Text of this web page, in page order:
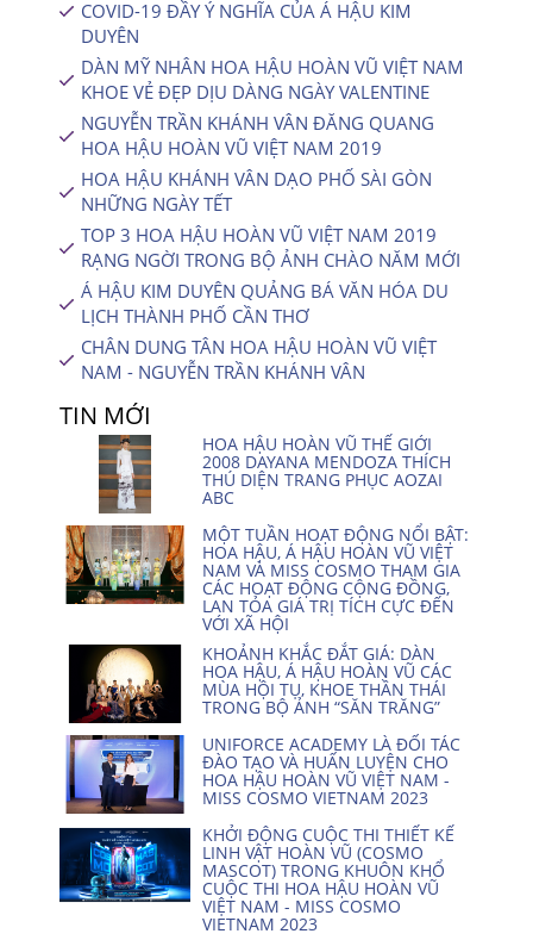
COVID-19 ĐẦY Ý NGHĨA CỦA Á HẬU KIM
DUYÊN
DÀN MỸ NHÂN HOA HẬU HOÀN VŨ VIỆT NAM
KHOE VẺ ĐẸP DỊU DÀNG NGÀY VALENTINE
NGUYỄN TRẦN KHÁNH VÂN ĐĂNG QUANG
HOA HẬU HOÀN VŨ VIỆT NAM 2019
HOA HẬU KHÁNH VÂN DẠO PHỐ SÀI GÒN
NHỮNG NGÀY TẾT
TOP 3 HOA HẬU HOÀN VŨ VIỆT NAM 2019
RẠNG NGỜI TRONG BỘ ẢNH CHÀO NĂM MỚI
Á HẬU KIM DUYÊN QUẢNG BÁ VĂN HÓA DU
LỊCH THÀNH PHỐ CẦN THƠ
CHÂN DUNG TÂN HOA HẬU HOÀN VŨ VIỆT
NAM - NGUYỄN TRẦN KHÁNH VÂN
TIN MỚI
HOA HẬU HOÀN VŨ THẾ GIỚI
2008 DAYANA MENDOZA THÍCH
THÚ DIỆN TRANG PHỤC AOZAI
ABC
MỘT TUẦN HOẠT ĐỘNG NỔI BẬT:
HOA HẬU, Á HẬU HOÀN VŨ VIỆT
NAM VÀ MISS COSMO THAM GIA
CÁC HOẠT ĐỘNG CỘNG ĐỒNG,
LAN TỎA GIÁ TRỊ TÍCH CỰC ĐẾN
VỚI XÃ HỘI
KHOẢNH KHẮC ĐẮT GIÁ: DÀN
HOA HẬU, Á HẬU HOÀN VŨ CÁC
MÙA HỘI TỤ, KHOE THẦN THÁI
TRONG BỘ ẢNH “SĂN TRĂNG”
UNIFORCE ACADEMY LÀ ĐỐI TÁC
ĐÀO TẠO VÀ HUẤN LUYỆN CHO
HOA HẬU HOÀN VŨ VIỆT NAM -
MISS COSMO VIETNAM 2023
KHỞI ĐỘNG CUỘC THI THIẾT KẾ
LINH VẬT HOÀN VŨ (COSMO
MASCOT) TRONG KHUÔN KHỔ
CUỘC THI HOA HẬU HOÀN VŨ
VIỆT NAM - MISS COSMO
VIETNAM 2023